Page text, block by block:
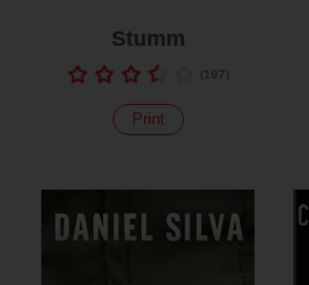
Stumm
(197)
Print